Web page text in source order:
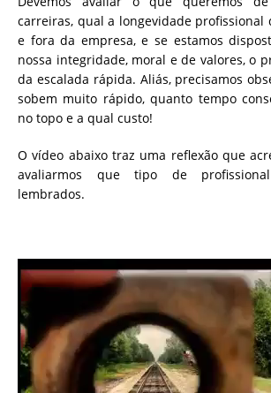
carreiras, qual a longevidade profissional
e fora da empresa, e se estamos
nossa integridade, moral e de valores, o
da escalada rápida. Aliás, precisamos
sobem muito rápido, quanto tempo
no topo e a qual custo!
O vídeo abaixo traz uma reflexão que
avaliarmos que tipo de
lembrados.